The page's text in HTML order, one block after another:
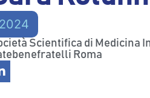
2024
Scientifica di Medicina
Roma